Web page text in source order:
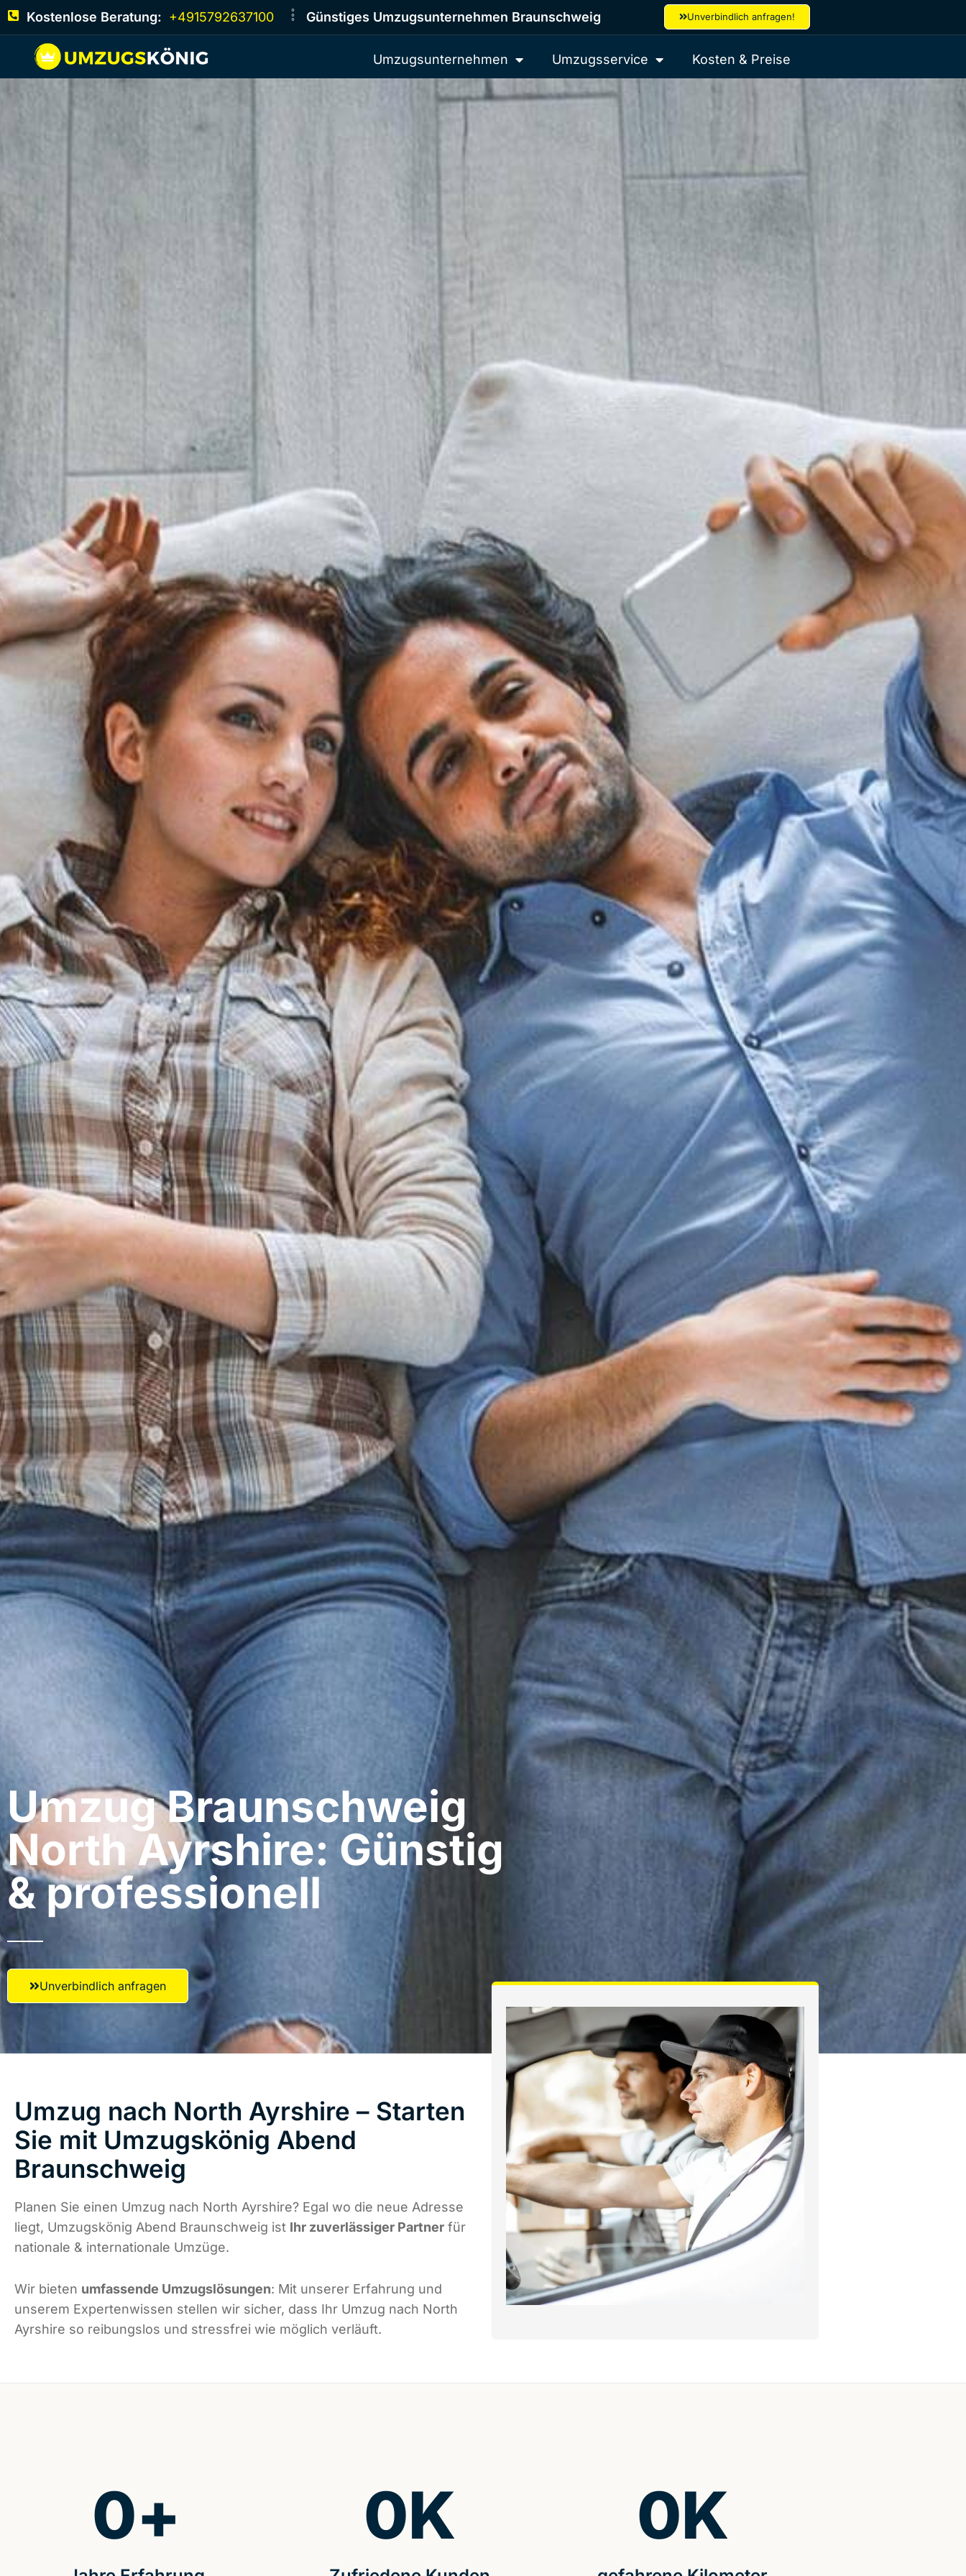
Kostenlose Beratung: +4915792637100 Günstiges Umzugsunternehmen Braunschweig Unverbindlich anfragen!
Umzugsunternehmen Umzugsservice Kosten & Preise
Umzug Braunschweig​
North Ayrshire: Günstig
& professionell​
Unverbindlich anfragen
Umzug nach North Ayrshire – Starten
Sie mit Umzugskönig Abend
Braunschweig
Planen Sie einen Umzug nach North Ayrshire? Egal wo die neue Adresse
liegt, Umzugskönig Abend Braunschweig ist Ihr zuverlässiger Partner für
nationale & internationale Umzüge.
Wir bieten umfassende Umzugslösungen: Mit unserer Erfahrung und
unserem Expertenwissen stellen wir sicher, dass Ihr Umzug nach North
Ayrshire so reibungslos und stressfrei wie möglich verläuft.
0+ 0K 0K